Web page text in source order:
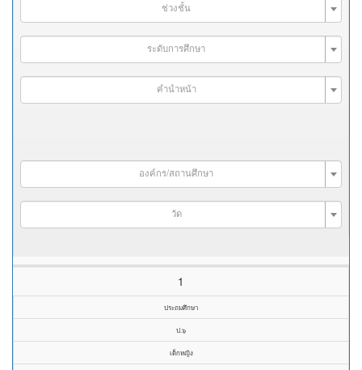
ช่วงชั้น
ระดับการศึกษา
คำนำหน้า
องค์กร/สถานศึกษา
วัด
1
ประถมศึกษา
ป.๖
เด็กหญิง